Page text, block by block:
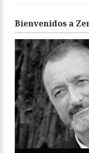
Bienvenidos a